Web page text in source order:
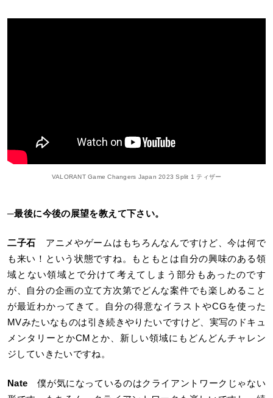
VALORANT Game Changers Japan 2023 Split 1 ティザー
─最後に今後の展望を教えて下さい。
二子石 アニメやゲームはもちろんなんですけど、今は何で
も来い！という状態ですね。もともとは自分の興味のある領
域とない領域とで分けて考えてしまう部分もあったのです
が、自分の企画の立て方次第でどんな案件でも楽しめること
が最近わかってきて。自分の得意なイラストやCGを使った
MVみたいなものは引き続きやりたいですけど、実写のドキュ
メンタリーとかCMとか、新しい領域にもどんどんチャレン
ジしていきたいですね。
Nate 僕が気になっているのはクライアントワークじゃない